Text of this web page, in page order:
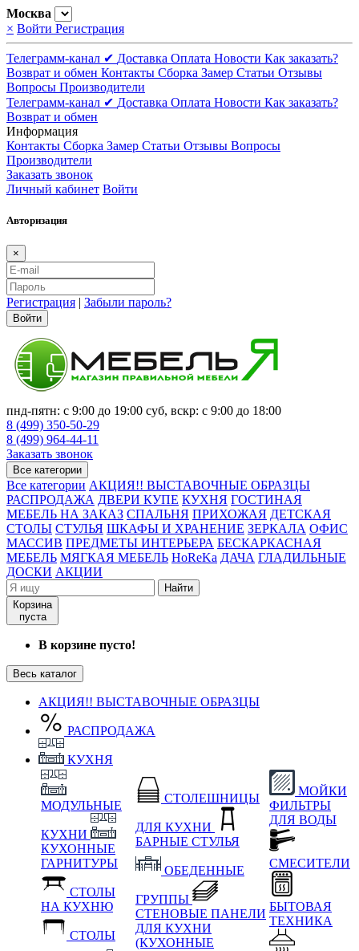
Москва
× Войти Регистрация
Телеграмм-канал ✔ Доставка Оплата Новости Как заказать?
Возврат и обмен Контакты Сборка Замер Статьи Отзывы
Вопросы Производители
Телеграмм-канал ✔ Доставка Оплата Новости Как заказать?
Возврат и обмен
Информация
Контакты Сборка Замер Статьи Отзывы Вопросы
Производители
Заказать звонок
Личный кабинет Войти
Авторизация
×
Регистрация | Забыли пароль?
Войти
пнд-пятн: с 9:00 до 19:00 суб, вскр: с 9:00 до 18:00
8 (499) 350-50-29
8 (499) 964-44-11
Заказать звонок
Все категории
Все категории АКЦИЯ!! ВЫСТАВОЧНЫЕ ОБРАЗЦЫ
РАСПРОДАЖА ДВЕРИ КУПЕ КУХНЯ ГОСТИНАЯ
МЕБЕЛЬ НА ЗАКАЗ СПАЛЬНЯ ПРИХОЖАЯ ДЕТСКАЯ
СТОЛЫ СТУЛЬЯ ШКАФЫ И ХРАНЕНИЕ ЗЕРКАЛА ОФИС
МАССИВ ПРЕДМЕТЫ ИНТЕРЬЕРА БЕСКАРКАСНАЯ
МЕБЕЛЬ МЯГКАЯ МЕБЕЛЬ HoReKa ДАЧА ГЛАДИЛЬНЫЕ
ДОСКИ АКЦИИ
Найти
Корзина
пуста
В корзине пусто!
Весь каталог
АКЦИЯ!! ВЫСТАВОЧНЫЕ ОБРАЗЦЫ
РАСПРОДАЖА
КУХНЯ
МОДУЛЬНЫЕ
КУХНИ
КУХОННЫЕ
ГАРНИТУРЫ
СТОЛЫ
НА КУХНЮ
СТОЛЫ
СТОЛЕШНИЦЫ
ДЛЯ КУХНИ
БАРНЫЕ СТУЛЬЯ
ОБЕДЕННЫЕ
ГРУППЫ
СТЕНОВЫЕ ПАНЕЛИ
ДЛЯ КУХНИ
(КУХОННЫЕ
МОЙКИ
ФИЛЬТРЫ
ДЛЯ ВОДЫ
СМЕСИТЕЛИ
БЫТОВАЯ
ТЕХНИКА